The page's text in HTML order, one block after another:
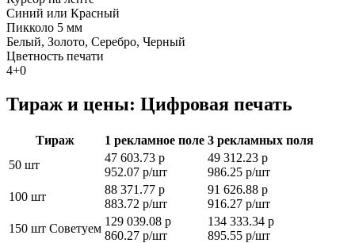
Синий или Красный
Пикколо 5 мм
Белый, Золото, Серебро, Черный
Цветность печати
4+0
Тираж и цены: Цифровая печать
Тираж 1 рекламное поле 3 рекламных поля
50 шт
47 603.73 р
952.07 р/шт
49 312.23 р
986.25 р/шт
100 шт
88 371.77 р
883.72 р/шт
91 626.88 р
916.27 р/шт
150 шт Советуем
129 039.08 р
860.27 р/шт
134 333.34 р
895.55 р/шт